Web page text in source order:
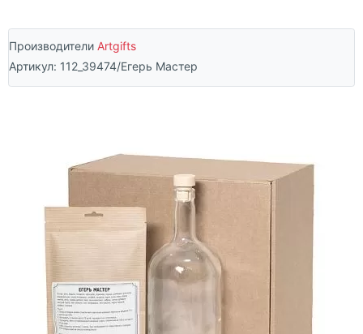
Производители Artgifts
Артикул: 112_39474/Егерь Мастер